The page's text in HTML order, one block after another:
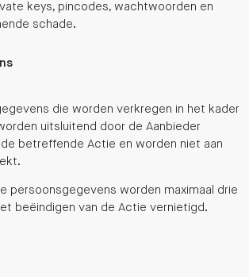
keys, pincodes, wachtwoorden en
schade.
die worden verkregen in het kader
uitsluitend door de Aanbieder
betreffende Actie en worden niet aan
persoonsgegevens worden maximaal drie
beëindigen van de Actie vernietigd.